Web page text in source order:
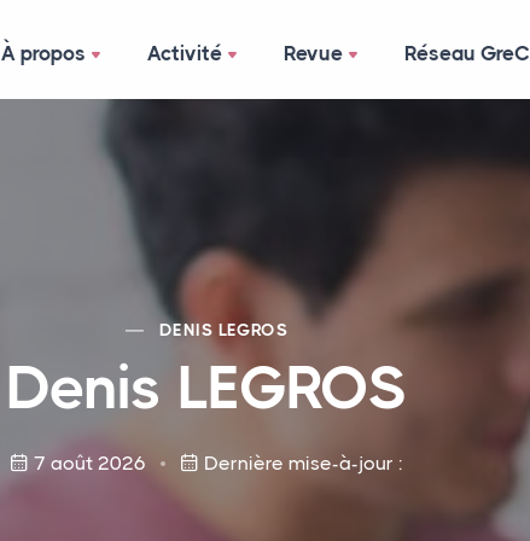
À propos Activité Revue Réseau GreC
DENIS LEGROS
Denis LEGROS
7 août 2026 Dernière mise-à-jour :